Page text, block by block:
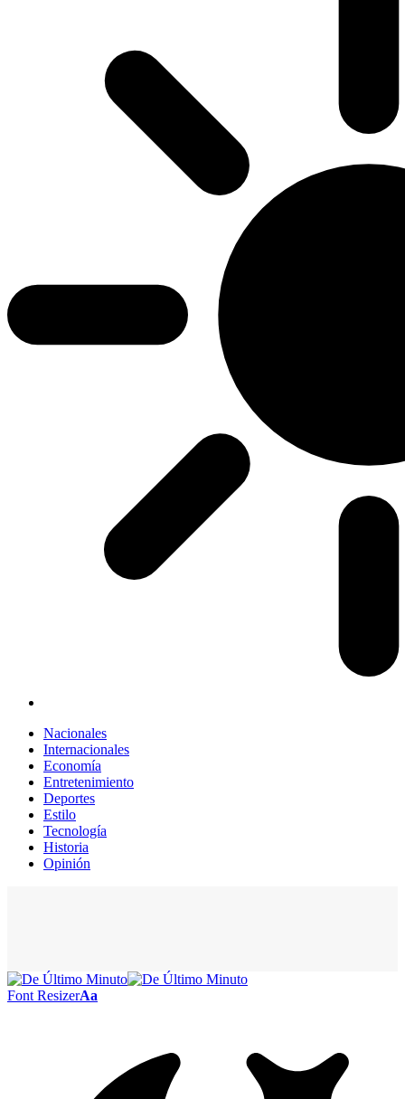
Nacionales
Internacionales
Economía
Entretenimiento
Deportes
Estilo
Tecnología
Historia
Opinión
Font ResizerAa